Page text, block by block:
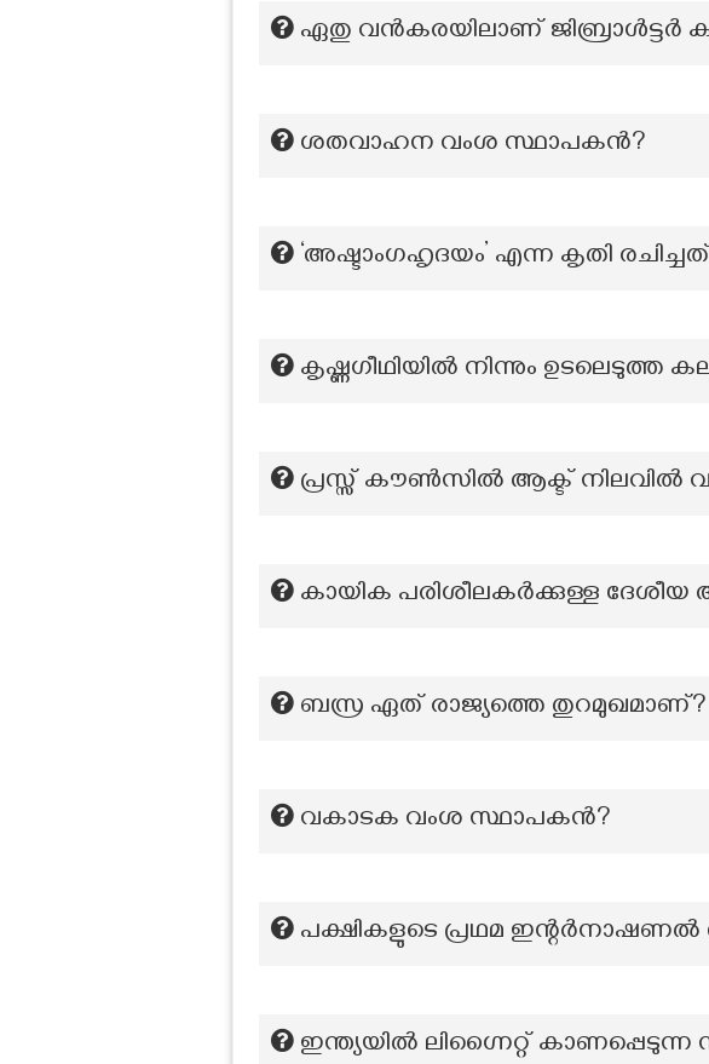
ഏതു വൻകരയിലാണ് ജിബ്രാൾട്ടർ
ശതവാഹന വംശ സ്ഥാപകന്‍?
‘അഷ്ടാംഗഹൃദയം’ എന്ന കൃതി
കൃഷ്ണഗീഥിയിൽ നിന്നും ഉടലെടുത്ത
പ്രസ്സ് കൗണ്‍സി‍ല്‍ ആക്ട് നിലവില്‍
കായിക പരിശീലകർക്കുള്ള
ബസ്ര ഏത് രാജ്യത്തെ തുറമുഖമാണ്?
വകാടക വംശ സ്ഥാപകന്‍?
പക്ഷികളുടെ പ്രഥമ ഇന്റർനാഷണൽ
ഇന്ത്യയിൽ ലിഗ്നൈറ്റ്